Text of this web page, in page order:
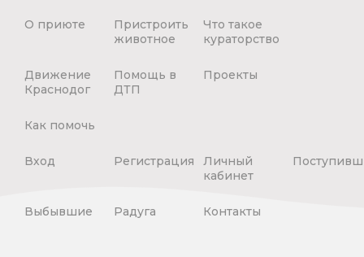
О приюте
Пристроить
животное
Что такое
кураторство
Движение
Краснодог
Помощь в
ДТП
Проекты
Как помочь
Вход Регистрация
Личный
кабинет
Выбывшие Радуга Контакты